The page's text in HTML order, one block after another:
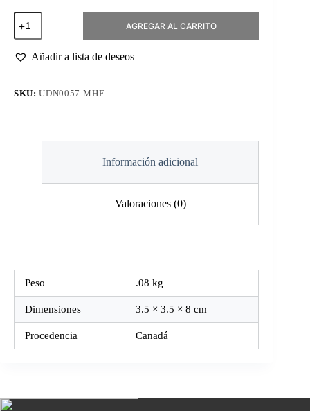
Topcoat
Matte
Hema
Free
cantidad
AGREGAR AL CARRITO
Añadir a lista de deseos
SKU:UDN0057-MHF
Información adicional
Valoraciones (0)
Peso .08 kg
Dimensiones 3.5 × 3.5 × 8 cm
Procedencia Canadá